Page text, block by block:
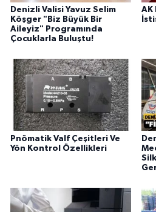
Denizli Valisi Yavuz Selim
Köşger "Biz Büyük Bir
Aileyiz" Programında
Çocuklarla Buluştu!
AK
Pnömatik Valf Çeşitleri Ve
Yön Kontrol Özellikleri